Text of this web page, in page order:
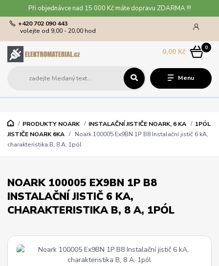
Při objednávce nad 15 000 Kč máte dopravu ZDARMA !!!
Menu
+420 702 090 443
volejte od 9,00 - 20,00 hod
0
0,00 Kč
PRODUKTY NOARK INSTALAČNÍ JISTIČE NOARK, 6 KA
1PÓL
JISTIČE NOARK 6KA
Noark 100005 Ex9BN 1P B8 Instalační jistič 6 kA,
charakteristika B, 8 A, 1pól
NOARK 100005 EX9BN 1P B8
INSTALAČNÍ JISTIČ 6 KA,
CHARAKTERISTIKA B, 8 A, 1PÓL